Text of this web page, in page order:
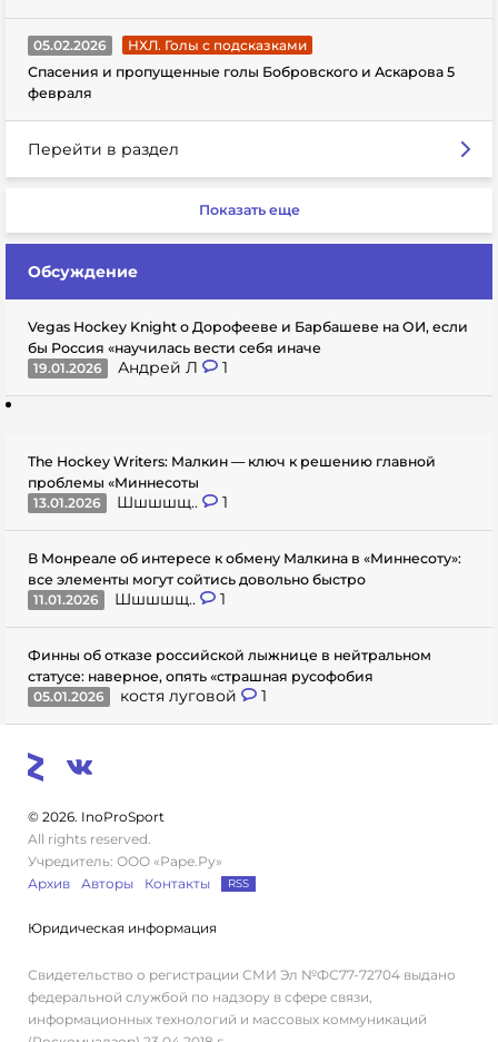
05.02.2026
НХЛ. Голы с подсказками
Спасения и пропущенные голы Бобровского и Аскарова 5
февраля
Перейти в раздел
Показать еще
Обсуждение
Vegas Hockey Knight о Дорофееве и Барбашеве на ОИ, если
бы Россия «научилась вести себя иначе
19.01.2026
Андрей Л 1
The Hockey Writers: Малкин — ключ к решению главной
проблемы «Миннесоты
13.01.2026
Шшшшщ.. 1
В Монреале об интересе к обмену Малкина в «Миннесоту»:
все элементы могут сойтись довольно быстро
11.01.2026
Шшшшщ.. 1
Финны об отказе российской лыжнице в нейтральном
статусе: наверное, опять «страшная русофобия
05.01.2026
костя луговой 1
© 2026. InoProSport
All rights reserved.
Учредитель: ООО «Раре.Ру»
Архив
Авторы Контакты RSS
Юридическая информация
Свидетельство о регистрации СМИ Эл №ФС77-72704 выдано
федеральной службой по надзору в сфере связи,
информационных технологий и массовых коммуникаций